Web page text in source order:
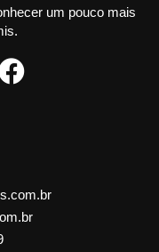
um pouco mais